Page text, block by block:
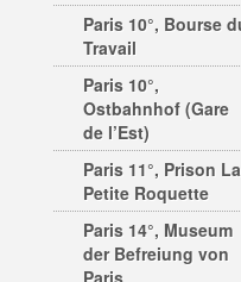
Paris 10°, Bourse
Travail
Paris 10°,
Ostbahnhof (Gare
de l’Est)
Paris 11°, Prison La
Petite Roquette
Paris 14°, Museum
der Befreiung von
Paris